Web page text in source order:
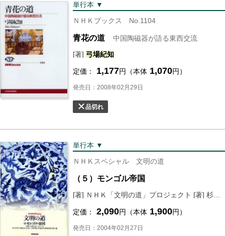
単行本 ▼
ＮＨＫブックス No.1104
青花の道
中国陶磁器が語る東西交流
[著] 弓場紀知
定価： 1,177円（本体 1,070円）
発売日：2008年02月29日
品切れ
単行本 ▼
ＮＨＫスペシャル 文明の道
（５）モンゴル帝国
定価： 2,090円（本体 1,900円）
発売日：2004年02月27日